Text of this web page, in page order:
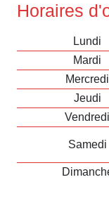
Horaires
Lundi
Mardi
Mercredi
Jeudi
Vendredi
Samedi